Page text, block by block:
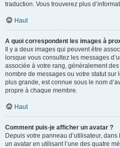
traduction. Vous trouverez plus
Haut
A quoi correspondent les images à
Il y a deux images qui peuvent être
lorsque vous consultez les messages
associée à votre rang, généralement
nombre de messages ou votre statut
plus grande, est connue sous le nom
propre à chaque membre.
Haut
Comment puis-je afficher un avatar ?
Depuis votre panneau d’utilisateur,
un avatar en utilisant l’une des quatre